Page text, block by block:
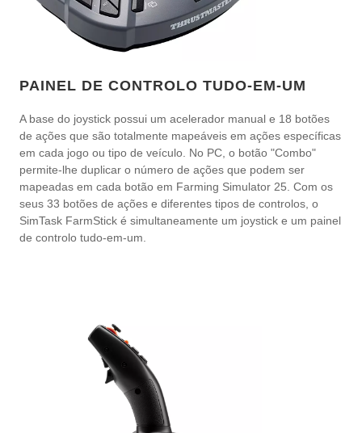
PAINEL DE CONTROLO TUDO-EM-UM
A base do joystick possui um acelerador manual e 18 botões
de ações que são totalmente mapeáveis em ações específicas
em cada jogo ou tipo de veículo. No PC, o botão "Combo"
permite-lhe duplicar o número de ações que podem ser
mapeadas em cada botão em Farming Simulator 25. Com os
seus 33 botões de ações e diferentes tipos de controlos, o
SimTask FarmStick é simultaneamente um joystick e um painel
de controlo tudo-em-um.